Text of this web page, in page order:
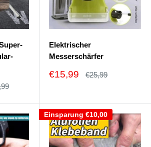
Elektrischer
Messerschärfer
Sonderpreis
€15,99 Normalpreis
€25,99
Einsparung €10,00